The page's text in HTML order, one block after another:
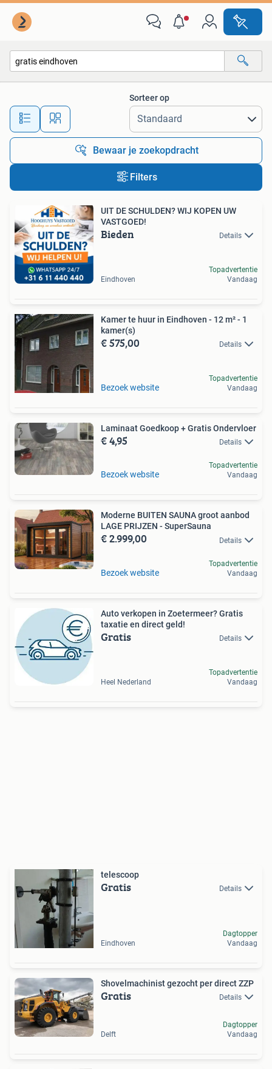
Alle afstanden…
Sorteer op
Bewaar je zoekopdracht
Filters
UIT DE SCHULDEN? WIJ KOPEN UW
VASTGOED!
Bieden Details
Eindhoven
Topadvertentie
Vandaag
Kamer te huur in Eindhoven - 12 m² - 1
kamer(s)
€ 575,00 Details
Bezoek website
Topadvertentie
Vandaag
Laminaat Goedkoop + Gratis Ondervloer
€ 4,95 Details
Bezoek website
Topadvertentie
Vandaag
Moderne BUITEN SAUNA groot aanbod
LAGE PRIJZEN - SuperSauna
€ 2.999,00 Details
Bezoek website
Topadvertentie
Vandaag
Auto verkopen in Zoetermeer? Gratis
taxatie en direct geld!
Gratis Details
Heel Nederland
Topadvertentie
Vandaag
telescoop
Gratis Details
Eindhoven
Dagtopper
Vandaag
Shovelmachinist gezocht per direct ZZP
Gratis Details
Delft
Dagtopper
Vandaag